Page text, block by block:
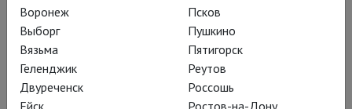
Метрополитен-опере (партия Зарастро в «Волшебной
флейте»).
Основу репертуара певца составляют партии в операх
Вагнера, такие, как король Марк («Тристан и Изольда»),
Гурнеманц («Парсифаль»). В 2012 году дебютировал на
Воронеж
Выборг
Вязьма
Геленджик
Двуреченск
Ейск
Псков
Пушкино
Пятигорск
Реутов
Россошь
Ростов-на-Дону